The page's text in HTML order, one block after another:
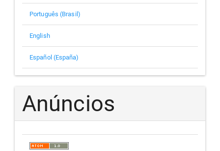
Português (Brasil)
English
Español (España)
Anúncios